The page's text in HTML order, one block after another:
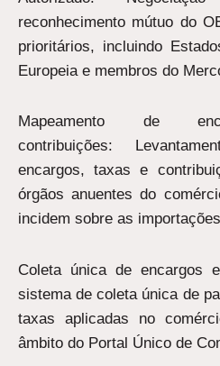
reconhecimento mútuo do
prioritários, incluindo
Europeia e membros do
Mapeamento de
contribuições:
encargos, taxas e
órgãos anuentes do
incidem sobre as
Coleta única de encargos
sistema de coleta única de
taxas aplicadas no
âmbito do Portal Único de